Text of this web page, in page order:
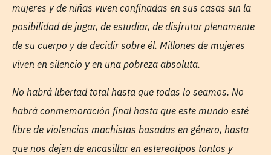
mujeres y de niñas viven confinadas en sus casas sin la
posibilidad de jugar, de estudiar, de disfrutar plenamente
de su cuerpo y de decidir sobre él. Millones de mujeres
viven en silencio y en una pobreza absoluta.
No habrá libertad total hasta que todas lo seamos. No
habrá conmemoración final hasta que este mundo esté
libre de violencias machistas basadas en género, hasta
que nos dejen de encasillar en estereotipos tontos y